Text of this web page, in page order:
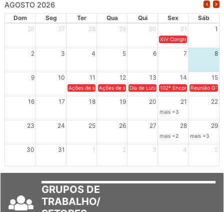
AGOSTO 2026
Dom Seg Ter Qua Qui Sex
Sáb
26
27 28 29 30 31 1
XIV Congresso Brasileiro
2 3 4 5 6 7 8
9 10 11 12 13 14 15
Ações de solidariedade a Cuba no Rio Grande do Sul - 100
Ações de solidariedade a Cuba no Rio Grande do
Dia de Luta em Defesa de Cuba e da
102º Encontro da
Reunião
16 17 18 19 20 21 22
mais +3
23 24 25 26 27 28 29
mais +2 mais +3
30 31 1 2 3 4 5
GRUPOS DE
TRABALHO/